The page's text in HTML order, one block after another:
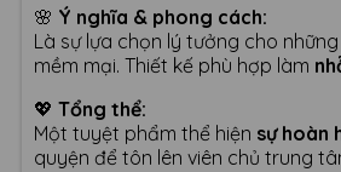
🌸 Ý nghĩa & phong cách:
Là sự lựa chọn lý tưởng cho
mềm mại. Thiết kế phù hợp làm
💖 Tổng thể:
Một tuyệt phẩm thể hiện sự hoàn
quyện để tôn lên viên chủ trung